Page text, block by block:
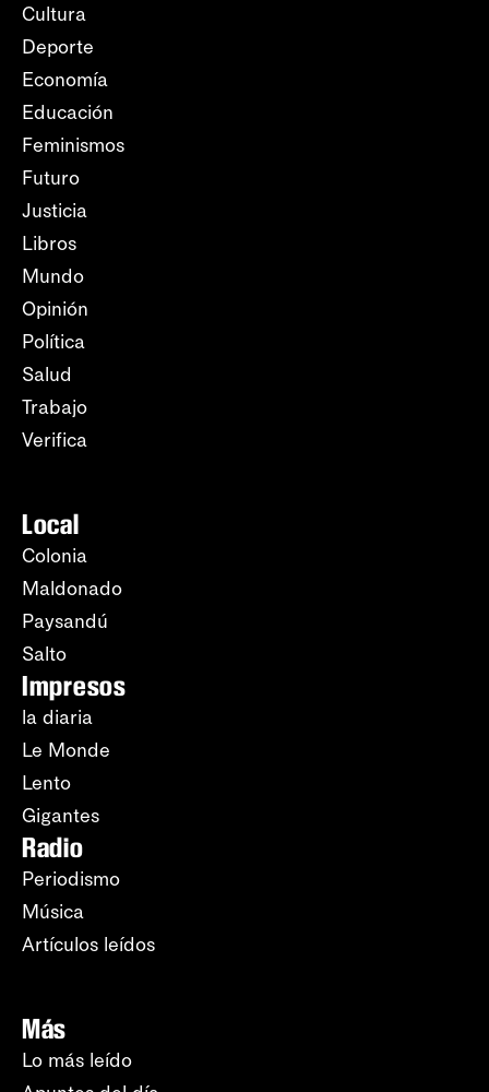
Cultura
Deporte
Economía
Educación
Feminismos
Futuro
Justicia
Libros
Mundo
Opinión
Política
Salud
Trabajo
Verifica
Local
Colonia
Maldonado
Paysandú
Salto
Impresos
la diaria
Le Monde
Lento
Gigantes
Radio
Periodismo
Música
Artículos leídos
Más
Lo más leído